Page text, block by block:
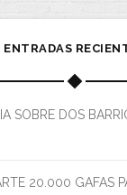
ENTRADAS
SOBRE DOS
20.000 GAFAS